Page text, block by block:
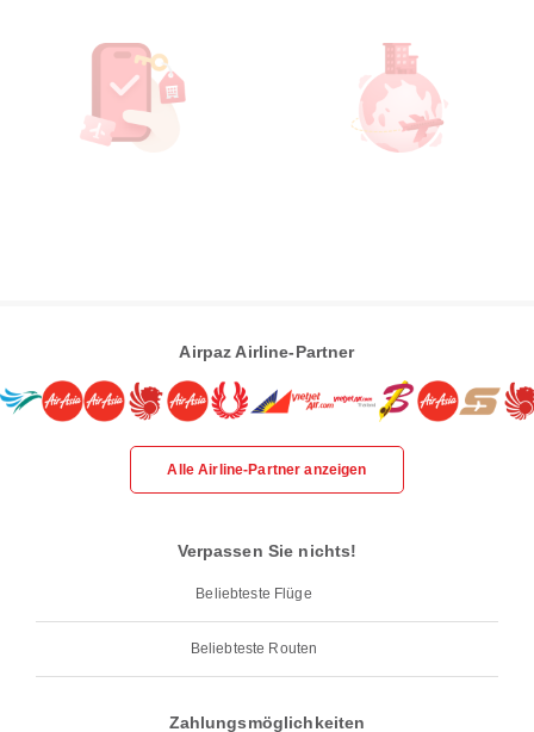
Airpaz Airline-Partner
Alle Airline-Partner anzeigen
Verpassen Sie nichts!
Beliebteste Flüge
Beliebteste Routen
Zahlungsmöglichkeiten